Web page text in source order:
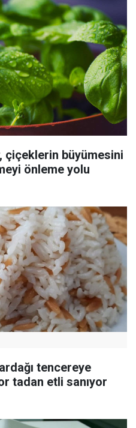
çiçeklerin büyümesini
önleme yolu
tencereye
tadan etli sanıyor